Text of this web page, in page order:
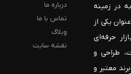
در زمینه
یکی از
حرفه‌ای
طراحی و
معتبر و
درباره ما
تماس با ما
وبلاگ
نقشه سایت